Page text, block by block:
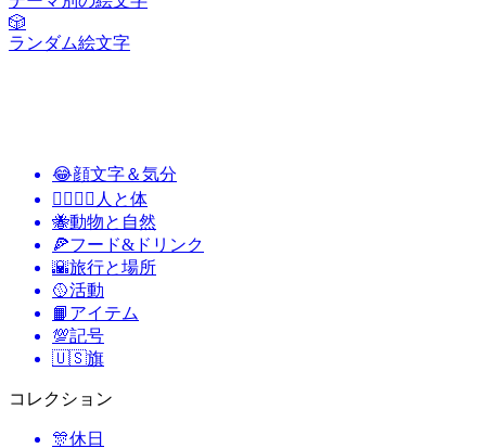
🎲
ランダム絵文字
😂顔文字＆気分
👩‍❤️‍💋‍👨 人と体
🐝動物と自然
🍕フード&ドリンク
🌇旅行と場所
🥎活動
📙 アイテム
💯記号
🇺🇸旗
コレクション
🎊休日